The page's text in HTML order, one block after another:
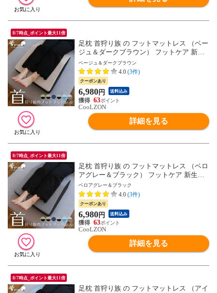
8/7時点_ポイント最大11倍
足枕 首狩り族 の フットマットレス （ベー
ジュ＆ダークブラウン） フットケア 新生
活 母の日 父の日 ギフト MG プレゼント お
父さん
ベージュ＆ダークブラウン
4.0 (3件)
クーポンあり
6,980円 送料込み
63
CooLZON
詳細を見る
8/7時点_ポイント最大11倍
足枕 首狩り族 の フットマットレス （ベロ
アグレー＆ブラック） フットケア 新生活
母の日 父の日 ギフト MG プレゼント お父
さん
ベロアグレー＆ブラック
4.0 (3件)
クーポンあり
6,980円 送料込み
63
CooLZON
詳細を見る
8/7時点_ポイント最大11倍
足枕 首狩り族 の フットマットレス （アイ